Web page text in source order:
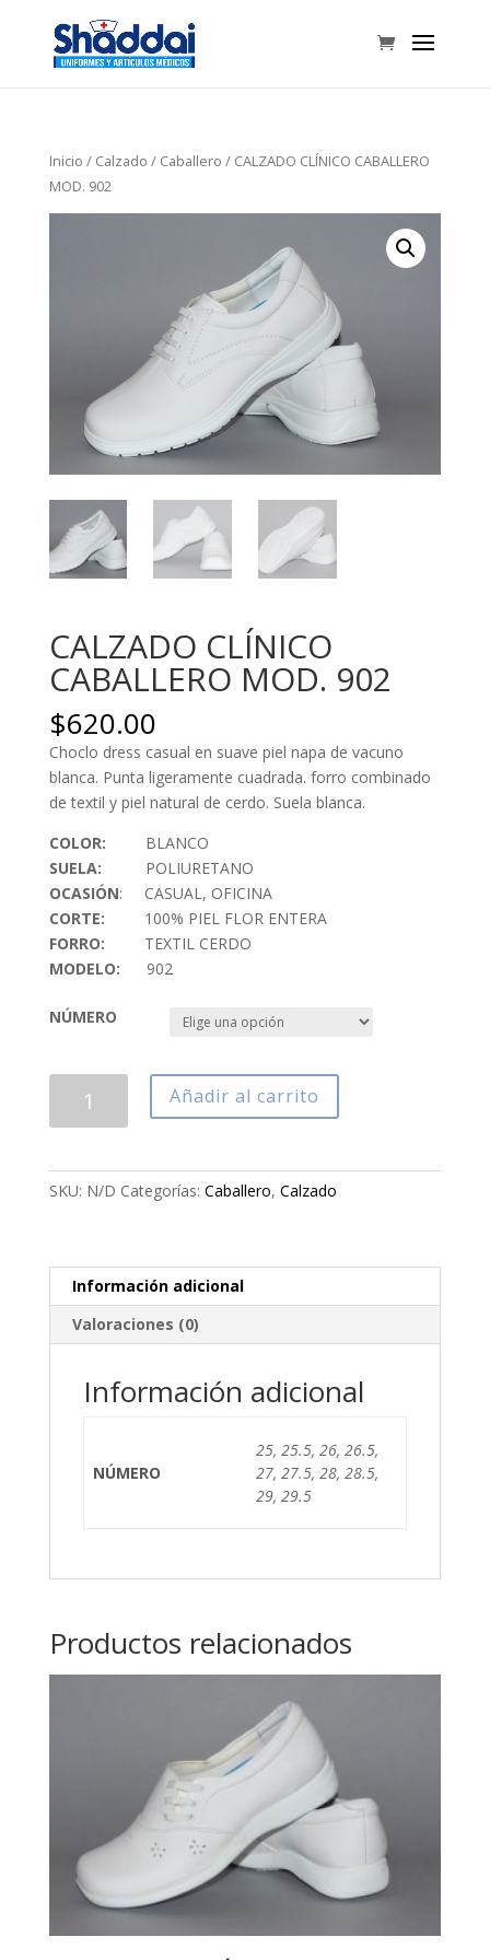
Inicio / Calzado / Caballero / CALZADO CLÍNICO CABALLERO
MOD. 902
CALZADO CLÍNICO
CABALLERO MOD. 902
$620.00
Choclo dress casual en suave piel napa de vacuno
blanca. Punta ligeramente cuadrada. forro combinado
de textil y piel natural de cerdo. Suela blanca.
COLOR: BLANCO
SUELA: POLIURETANO
OCASIÓN: CASUAL, OFICINA
CORTE: 100% PIEL FLOR ENTERA
FORRO: TEXTIL CERDO
MODELO: 902
NÚMERO
CLÍNICO
902
Añadir al carrito
SKU: N/D Categorías: Caballero, Calzado
Información adicional
Valoraciones (0)
Información adicional
NÚMERO
25, 25.5, 26, 26.5,
27, 27.5, 28, 28.5,
29, 29.5
Productos relacionados